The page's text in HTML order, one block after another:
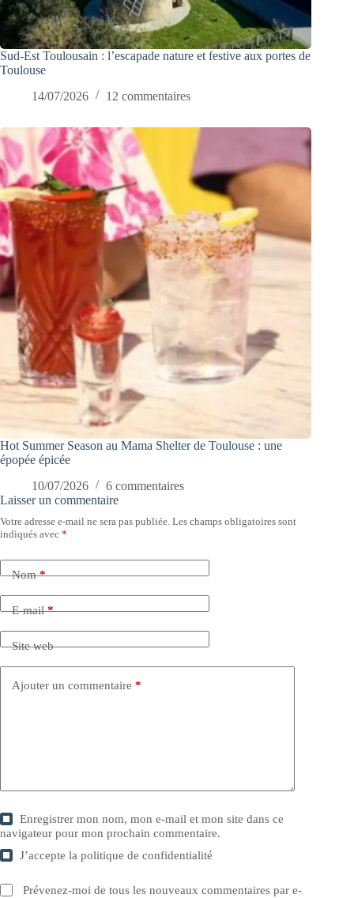
Sud-Est Toulousain : l’escapade nature et festive aux portes de
Toulouse
14/07/2026
12 commentaires
Hot Summer Season au Mama Shelter de Toulouse : une
épopée épicée
10/07/2026
6 commentaires
Laisser un commentaire
Votre adresse e-mail ne sera pas publiée. Les champs obligatoires sont
indiqués avec *
Nom*
E-mail*
Site web
Ajouter un commentaire *
Enregistrer mon nom, mon e-mail et mon site dans ce
navigateur pour mon prochain commentaire.
J’accepte lapolitique de confidentialité
Prévenez-moi de tous les nouveaux commentaires par e-